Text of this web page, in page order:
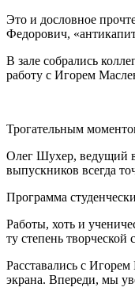
Это и дословное
Федорович,
В зале собрались
работу с Игорем
Трогательным
Олег Шухер, ведущий
выпускников всегда
Программа
Работы, хоть и
ту степень
Расставались с
экрана. Впереди, мы